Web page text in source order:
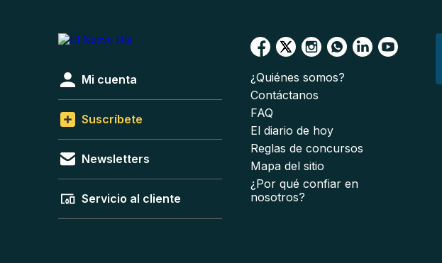
Mi cuenta
Suscríbete
Newsletters
Servicio al cliente
¿Quiénes somos?
Contáctanos
FAQ
El diario de hoy
Reglas de concursos
Mapa del sitio
¿Por qué confiar en
nosotros?